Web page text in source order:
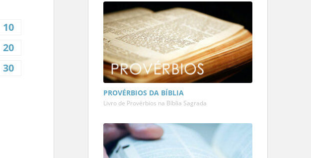
10
20
30
PROVÉRBIOS DA BÍBLIA
Livro de Provérbios na Bíblia Sagrada